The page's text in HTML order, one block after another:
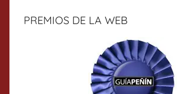
PREMIOS DE LA WEB